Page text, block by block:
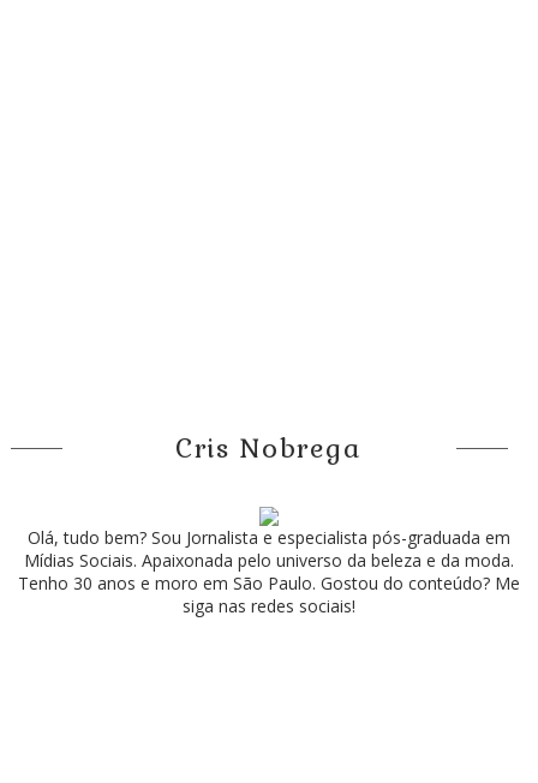
Cris Nobrega
Olá, tudo bem? Sou Jornalista e especialista pós-graduada em
Mídias Sociais. Apaixonada pelo universo da beleza e da moda.
Tenho 30 anos e moro em São Paulo. Gostou do conteúdo? Me
siga nas redes sociais!